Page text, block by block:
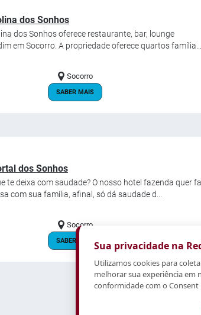
dos Sonhos
dos Sonhos oferece restaurante, bar, lounge
em Socorro. A propriedade oferece quartos família...
Socorro
SABER MAIS
dos Sonhos
te deixa com saudade? O nosso hotel fazenda quer
com sua família, afinal, só dá saudade d...
Socorro
SABER MAIS Sua privacidade na
Utilizamos cookies para
melhorar sua experiência em
conformidade com o Consent